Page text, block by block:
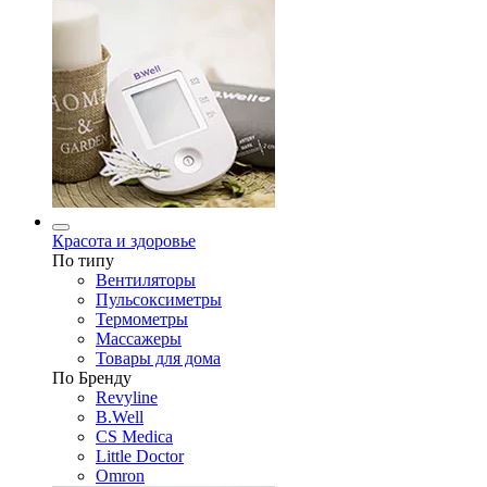
Красота и здоровье
По типу
Вентиляторы
Пульсоксиметры
Термометры
Массажеры
Товары для дома
По Бренду
Revyline
B.Well
CS Medica
Little Doctor
Omron